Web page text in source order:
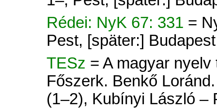
Rédei: NyK 67: 331 =
Pest, [später:]
TESz = A magyar
Főszerk. Benkő
(1–2), Kubínyi László –